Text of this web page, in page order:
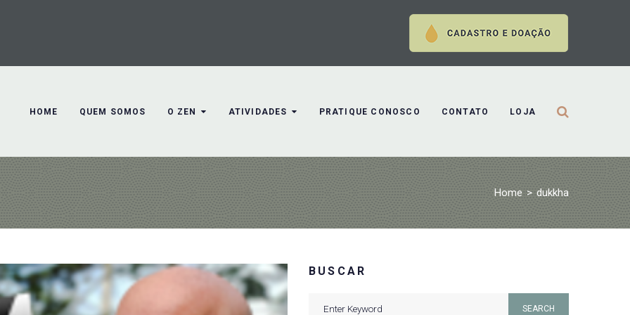
HOME QUEM SOMOS O ZEN ATIVIDADES PRATIQUE CONOSCO CONTATO LOJA
Home > dukkha
BUSCAR
SEARCH